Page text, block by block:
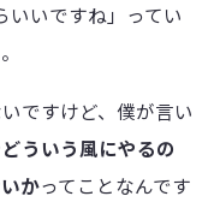
いいですね」ってい
ですけど、僕が言い
ういう風にやるの
かってことなんです